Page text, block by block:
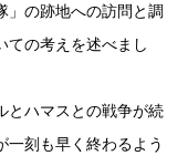
」の跡地への訪問と調
ての考えを述べまし
とハマスとの戦争が続
一刻も早く終わるよう